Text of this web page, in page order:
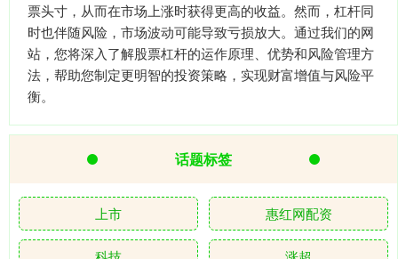
票头寸，从而在市场上涨时获得更高的收益。然而，杠杆同
时也伴随风险，市场波动可能导致亏损放大。通过我们的网
站，您将深入了解股票杠杆的运作原理、优势和风险管理方
法，帮助您制定更明智的投资策略，实现财富增值与风险平
衡。
话题标签
上市 惠红网配资